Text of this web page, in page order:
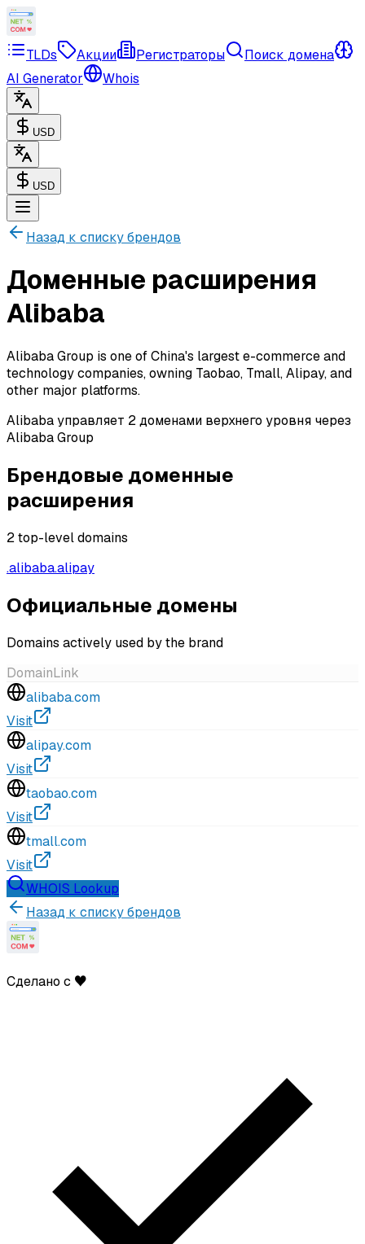
TLDs Акции Регистраторы
Поиск домена
AI Generator
Whois
USD
USD
Назад к списку брендов
Доменные расширения
Alibaba
Alibaba Group is one of China's largest e-commerce and
technology companies, owning Taobao, Tmall, Alipay, and
other major platforms.
Alibaba управляет 2 доменами верхнего уровня через
Alibaba Group
Брендовые доменные
расширения
2top-level domains
.alibaba.alipay
Официальные домены
Domains actively used by the brand
DomainLink
alibaba.com
Visit
alipay.com
Visit
taobao.com
Visit
tmall.com
Visit
WHOIS Lookup
Назад к списку брендов
Сделано с ♥